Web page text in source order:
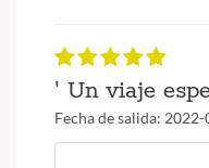
' Un viaje
Fecha de salida: